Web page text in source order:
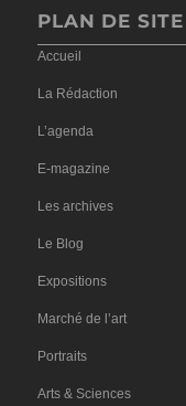
PLAN DE SITE
Accueil
La Rédaction
L’agenda
E-magazine
Les archives
Le Blog
Expositions
Marché de l’art
Portraits
Arts & Sciences